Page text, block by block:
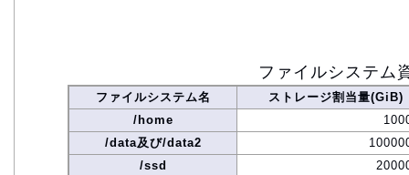
ファイルシステム
ファイルシステム名
ストレージ割当量(GiB)
/home
/data及び/data2
/ssd